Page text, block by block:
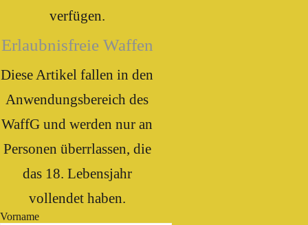
verfügen.
Erlaubnisfreie Waffen
Diese Artikel fallen in den
Anwendungsbereich des
WaffG und werden nur an
Personen überrlassen, die
das 18. Lebensjahr
vollendet haben.
Vorname